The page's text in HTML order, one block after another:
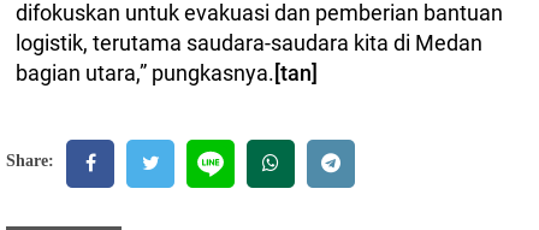
difokuskan untuk evakuasi dan pemberian bantuan
logistik, terutama saudara-saudara kita di Medan
bagian utara,” pungkasnya.[tan]
Share: